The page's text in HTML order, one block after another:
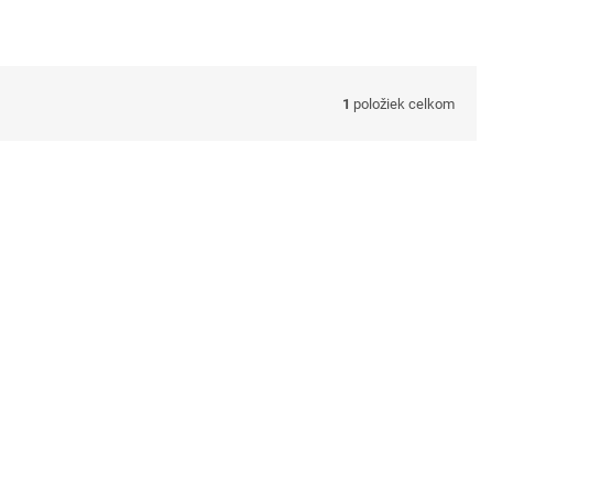
1 položiek celkom